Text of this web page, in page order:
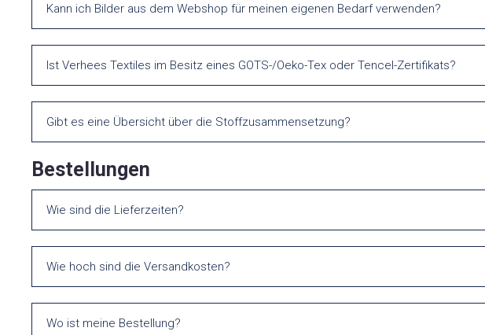
Kann ich Bilder aus dem Webshop für meinen eigenen Bedarf verwenden?
Ist Verhees Textiles im Besitz eines GOTS-/Oeko-Tex oder Tencel-Zertifikats?
Gibt es eine Übersicht über die Stoffzusammensetzung?
Bestellungen
Wie sind die Lieferzeiten?
Wie hoch sind die Versandkosten?
Wo ist meine Bestellung?